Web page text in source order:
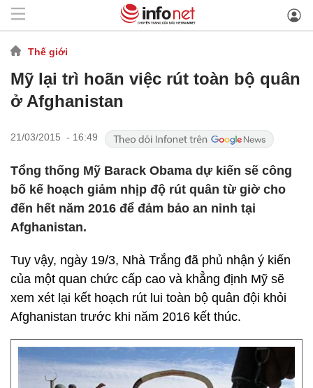
Thế giới
Mỹ lại trì hoãn việc rút toàn bộ quân
ở Afghanistan
21/03/2015 - 16:49
Tổng thống Mỹ Barack Obama dự kiến sẽ công
bố kế hoạch giảm nhịp độ rút quân từ giờ cho
đến hết năm 2016 để đảm bảo an ninh tại
Afghanistan.
Tuy vậy, ngày 19/3, Nhà Trắng đã phủ nhận ý kiến
của một quan chức cấp cao và khẳng định Mỹ sẽ
xem xét lại kết hoạch rút lui toàn bộ quân đội khỏi
Afghanistan trước khi năm 2016 kết thúc.